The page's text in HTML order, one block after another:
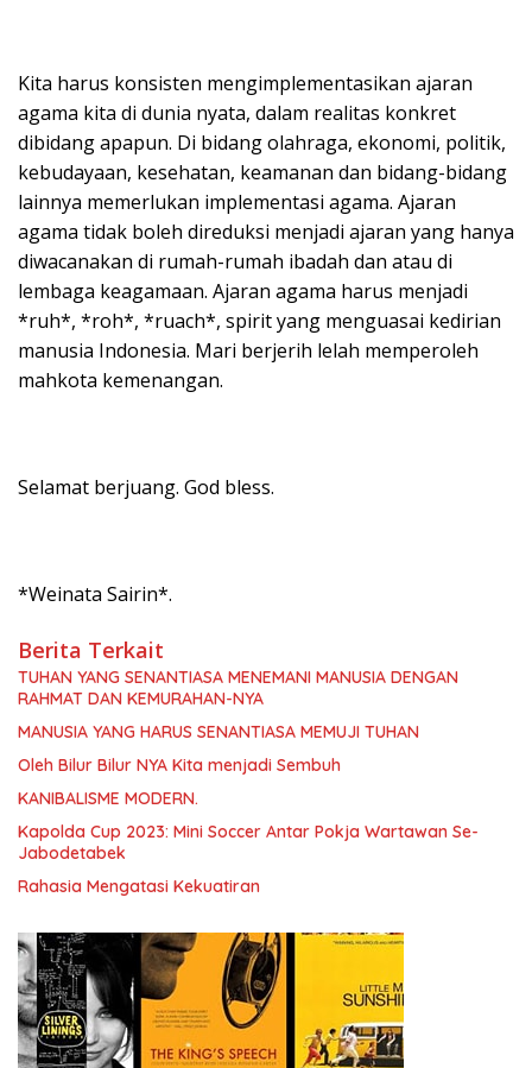
Kita harus konsisten mengimplementasikan ajaran
agama kita di dunia nyata, dalam realitas konkret
dibidang apapun. Di bidang olahraga, ekonomi, politik,
kebudayaan, kesehatan, keamanan dan bidang-bidang
lainnya memerlukan implementasi agama. Ajaran
agama tidak boleh direduksi menjadi ajaran yang hanya
diwacanakan di rumah-rumah ibadah dan atau di
lembaga keagamaan. Ajaran agama harus menjadi
*ruh*, *roh*, *ruach*, spirit yang menguasai kedirian
manusia Indonesia. Mari berjerih lelah memperoleh
mahkota kemenangan.
Selamat berjuang. God bless.
*Weinata Sairin*.
Berita Terkait
TUHAN YANG SENANTIASA MENEMANI MANUSIA DENGAN
RAHMAT DAN KEMURAHAN-NYA
MANUSIA YANG HARUS SENANTIASA MEMUJI TUHAN
Oleh Bilur Bilur NYA Kita menjadi Sembuh
KANIBALISME MODERN.
Kapolda Cup 2023: Mini Soccer Antar Pokja Wartawan Se-
Jabodetabek
Rahasia Mengatasi Kekuatiran